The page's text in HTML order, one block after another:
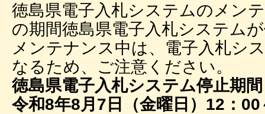
徳島県電子入札システムのメン
の期間徳島県電子入札システム
メンテナンス中は、電子入札シ
なるため、ご注意ください。
徳島県電子入札システム停止期間
令和8年8月7日（金曜日）12：